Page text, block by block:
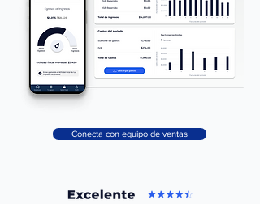
Conecta con equipo de ventas